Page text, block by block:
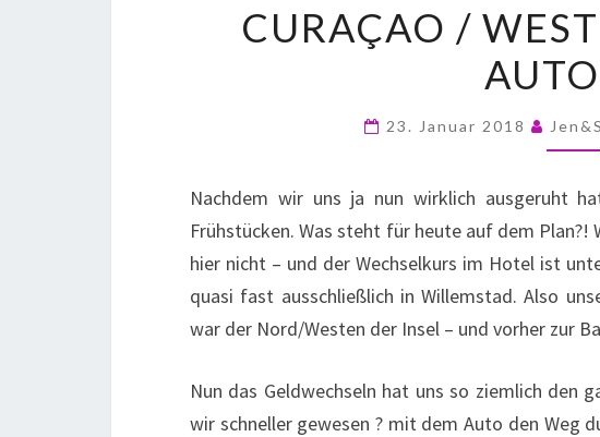
CURAÇAO /
23. Januar 2018
Nachdem wir uns ja nun wirklich ausgeruht
Frühstücken. Was steht für heute auf dem Plan?!
hier nicht – und der Wechselkurs im Hotel ist
quasi fast ausschließlich in Willemstad. Also
war der Nord/Westen der Insel – und vorher zur
Nun das Geldwechseln hat uns so ziemlich
wir schneller gewesen ? mit dem Auto den Weg